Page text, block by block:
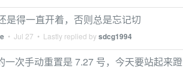
是得一直开着，否则总是忘记切
• Jul 27 • Lastly replied bysdcg1994
一次手动重置是 7.27 号，今天要站起来蹬